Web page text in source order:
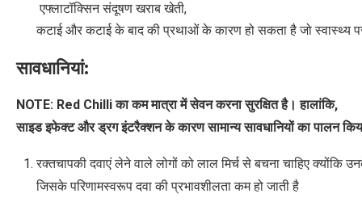
एफ्लाटॉक्सिन संदूषण खराब खेती,
कटाई और कटाई के बाद की प्रथाओं के कारण हो सकता है जो स्वास्थ्य
सावधानियां:
NOTE: Red Chilliका कम मात्रा में सेवन करना सुरक्षित है। हालांकि,
साइड इफेक्ट और ड्रग इंटरैक्शन के कारण सामान्य सावधानियों का पालन
रक्तचापकी दवाएं लेने वाले लोगों को लाल मिर्च से बचना चाहिए
जिसके परिणामस्वरूप दवा की प्रभावशीलता कम हो जाती है